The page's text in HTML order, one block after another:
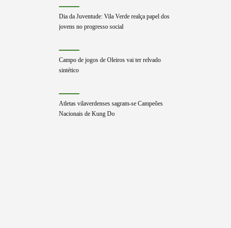
Dia da Juventude: Vila Verde realça papel dos
jovens no progresso social
Campo de jogos de Oleiros vai ter relvado
sintético
Atletas vilaverdenses sagram-se Campeões
Nacionais de Kung Do